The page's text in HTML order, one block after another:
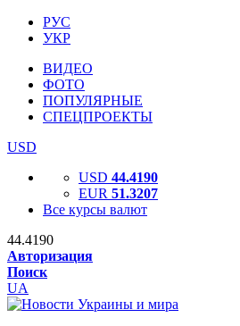
РУС
УКР
ВИДЕО
ФОТО
ПОПУЛЯРНЫЕ
СПЕЦПРОЕКТЫ
USD
USD 44.4190
EUR 51.3207
Все курсы валют
44.4190
Авторизация
Поиск
UA